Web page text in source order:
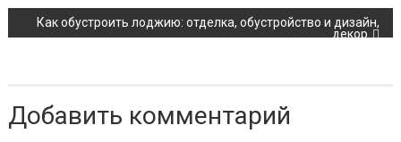
Как обустроить лоджию: отделка, обустройство и дизайн,
декор
Добавить комментарий